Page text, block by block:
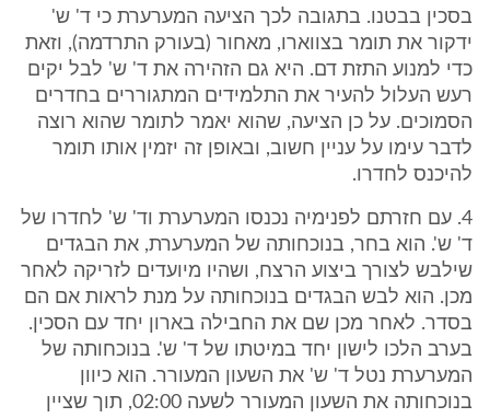
בסכין בבטנו. בתגובה לכך הציעה המערערת כי ד' ש'
ידקור את תומר בצווארו, מאחור (בעורק התרדמה), וזאת
כדי למנוע התזת דם. היא גם הזהירה את ד' ש' לבל יקים
רעש העלול להעיר את התלמידים המתגוררים בחדרים
הסמוכים. על כן הציעה, שהוא יאמר לתומר שהוא רוצה
לדבר עימו על עניין חשוב, ובאופן זה יזמין אותו תומר
להיכנס לחדרו.
4. עם חזרתם לפנימיה נכנסו המערערת וד' ש' לחדרו של
ד' ש'. הוא בחר, בנוכחותה של המערערת, את הבגדים
שילבש לצורך ביצוע הרצח, ושהיו מיועדים לזריקה לאחר
מכן. הוא לבש הבגדים בנוכחותה על מנת לראות אם הם
בסדר. לאחר מכן שם את החבילה בארון יחד עם הסכין.
בערב הלכו לישון יחד במיטתו של ד' ש'. בנוכחותה של
המערערת נטל ד' ש' את השעון המעורר. הוא כיוון
בנוכחותה את השעון המעורר לשעה 02:00, תוך שציין